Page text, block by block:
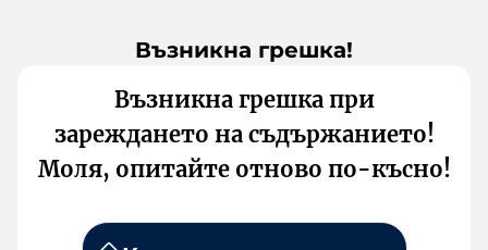
Възникна грешка!
Възникна грешка при
зареждането на съдържанието!
Моля, опитайте отново по-късно!